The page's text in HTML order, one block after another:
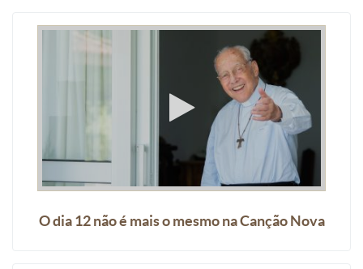
O dia 12 não é mais o mesmo na Canção Nova